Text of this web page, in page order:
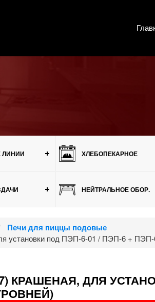
ЛИНИИ ХЛЕБОПЕКАРНОЕ
НЕЙТРАЛЬНОЕ ОБОР.
Печи для пиццы подовые
установки под ПЭП-6-01 / ПЭП-6 +
КРАШЕНАЯ, ДЛЯ